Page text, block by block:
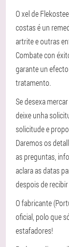
O xel de
costas é un
artrite e outras
Combate con
garante un
tratamento.
Se desexa
deixe unha
solicitude e
Daremos os
as preguntas,
aclara as datas
despois de
O fabricante
oficial, polo que
estafadores!